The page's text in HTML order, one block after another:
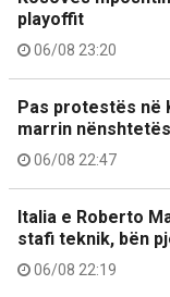
playoffit
06/08 23:20
Pas protestës në
marrin
06/08 22:47
Italia e Roberto
stafi teknik, bën
06/08 22:19